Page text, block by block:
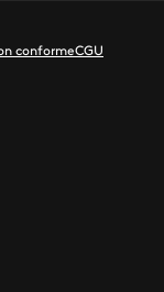
conformeCGU